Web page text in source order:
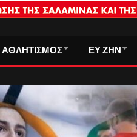
ΑΘΛΗΤΙΣΜΟΣ ΕΥ ΖΗΝ